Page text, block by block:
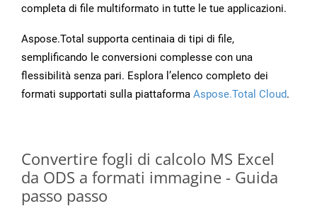
completa di file multiformato in tutte le tue applicazioni.
Aspose.Total supporta centinaia di tipi di file,
semplificando le conversioni complesse con una
flessibilità senza pari. Esplora l’elenco completo dei
formati supportati sulla piattaforma Aspose.Total Cloud.
Convertire fogli di calcolo MS Excel
da ODS a formati immagine - Guida
passo passo